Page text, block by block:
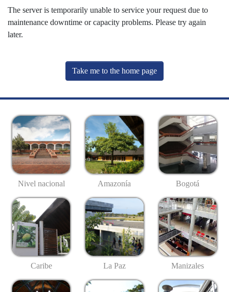
The server is temporarily unable to service your request due to
maintenance downtime or capacity problems. Please try again
later.
Take me to the home page
Nivel nacional Amazonía Bogotá
Caribe La Paz Manizales